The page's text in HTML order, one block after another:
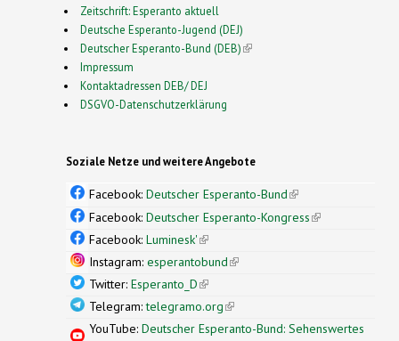
Zeitschrift: Esperanto aktuell
Deutsche Esperanto-Jugend (DEJ)
Deutscher Esperanto-Bund (DEB)(link is external)
Impressum
Kontaktadressen DEB/ DEJ
DSGVO-Datenschutzerklärung
Soziale Netze und weitere Angebote
Facebook: Deutscher Esperanto-Bund(link is
external)
Facebook: Deutscher Esperanto-Kongress(link is
Facebook: Luminesk'(link is external)
Instagram: esperantobund(link is external)
Twitter: Esperanto_D(link is external)
Telegram:telegramo.org(link is external)
YouTube: Deutscher Esperanto-Bund: Sehenswertes